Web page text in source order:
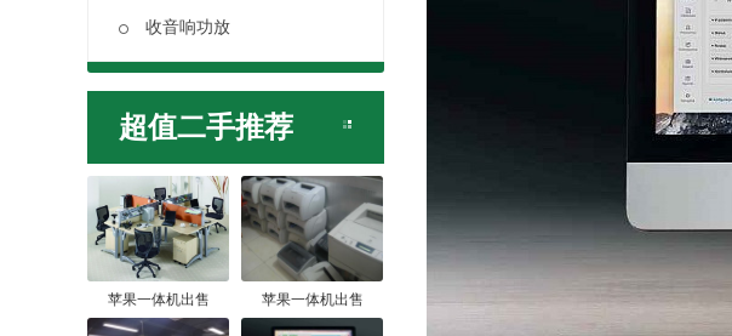
收音响功放
超值二手推荐
苹果一体机出售 苹果一体机出售